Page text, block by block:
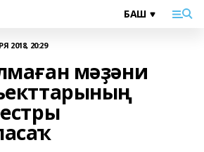
2018, 20:29
мәҙәни